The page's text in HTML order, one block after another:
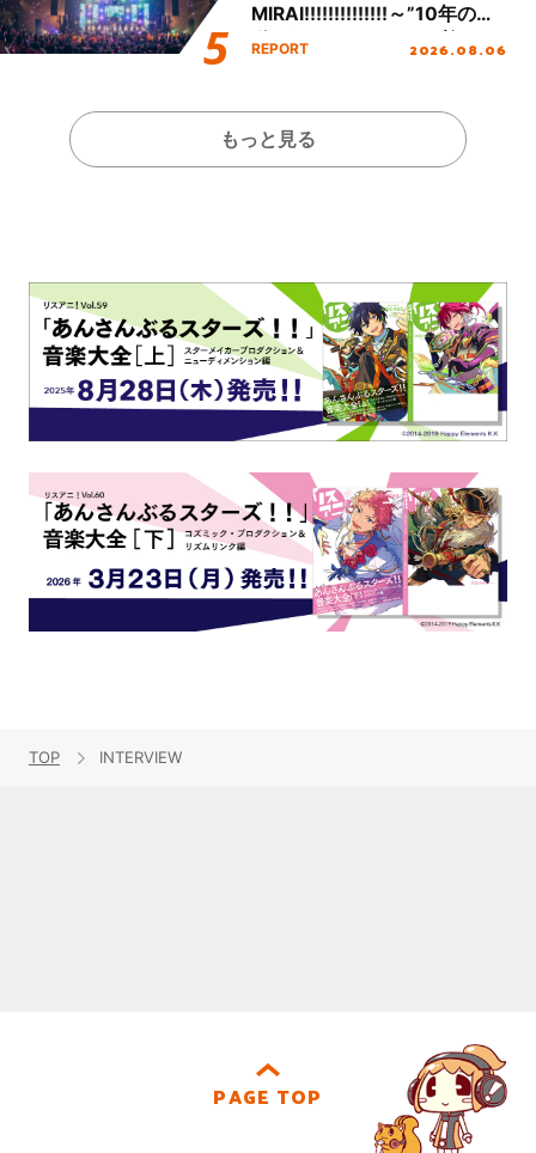
MIRAI!!!!!!!!!!!!!!～”10年の活
動を経てファイナルを迎える
REPORT 2026.08.06
もっと見る
TOP INTERVIEW
PAGE TOP